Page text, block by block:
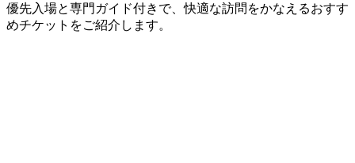
優先入場と専門ガイド付きで、快適な訪問をかなえるおすす
めチケットをご紹介します。